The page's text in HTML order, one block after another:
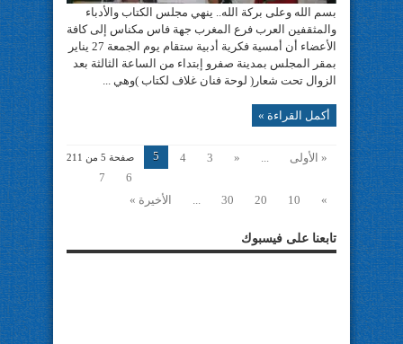
بسم الله وعلى بركة الله.. ينهي مجلس الكتاب والأدباء
والمثقفين العرب فرع المغرب جهة فاس مكناس إلى كافة
الأعضاء أن أمسية فكرية أدبية ستقام يوم الجمعة 27 يناير
بمقر المجلس بمدينة صفرو إبتداء من الساعة الثالثة بعد
الزوال تحت شعار( لوحة فنان غلاف لكتاب )وهي ...
أكمل القراءة »
صفحة 5 من 211 « الأولى ...
«
3
4
5
6
7
»
10
20
30
... الأخيرة »
تابعنا على فيسبوك